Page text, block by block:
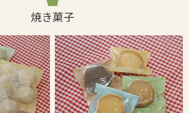
焼き菓子